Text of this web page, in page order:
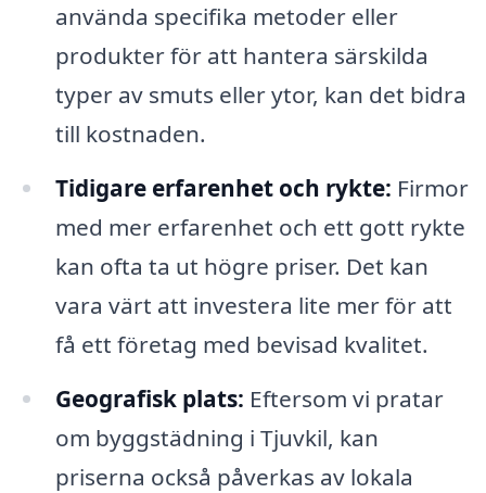
använda specifika metoder eller
produkter för att hantera särskilda
typer av smuts eller ytor, kan det bidra
till kostnaden.
Tidigare erfarenhet och rykte: Firmor
med mer erfarenhet och ett gott rykte
kan ofta ta ut högre priser. Det kan
vara värt att investera lite mer för att
få ett företag med bevisad kvalitet.
Geografisk plats: Eftersom vi pratar
om byggstädning i Tjuvkil, kan
priserna också påverkas av lokala